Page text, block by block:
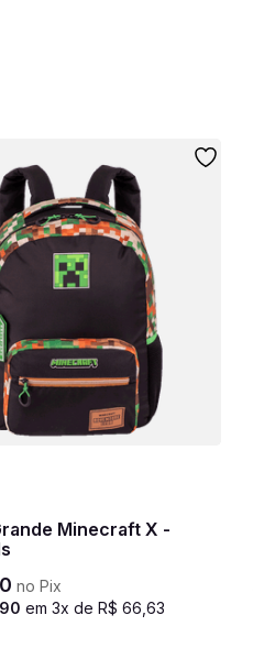
Minecraft X -
no Pix
em 3x de R$ 66,63